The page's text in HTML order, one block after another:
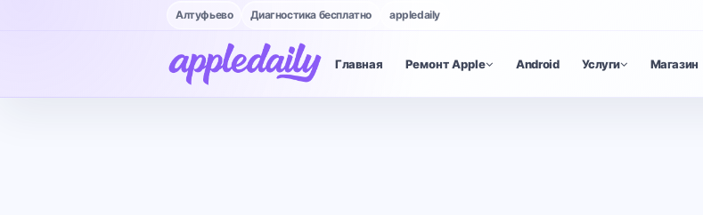
Алтуфьево Диагностика бесплатно appledaily
Главная Ремонт Apple Android Услуги Магазин